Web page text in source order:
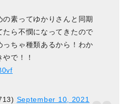
の素ってゆかりさんと同期
たら不憫になってきたので
っちゃ種類あるから！わか
で！！
September 10, 2021